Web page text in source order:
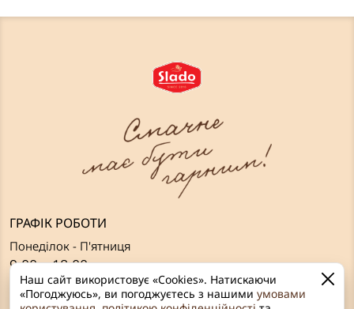
ГРАФІК РОБОТИ
Понеділок - П'ятниця
9:00 – 18:00
Вихідні:
Наш сайт використовує «Cookies». Натискаючи
«Погоджуюсь», ви погоджуєтесь з нашими умовами